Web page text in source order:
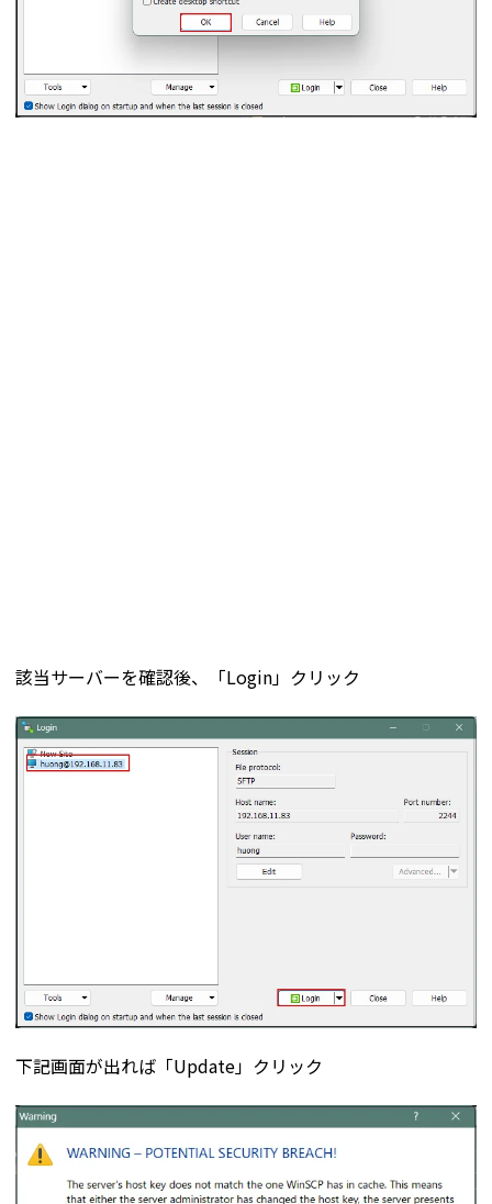
該当サーバーを確認後、「Login」クリック
下記画面が出れば「Update」クリック